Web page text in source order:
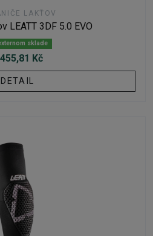
LAKŤOV
LEATT 3DF 5.0 EVO
sklade
Kč
DETAIL